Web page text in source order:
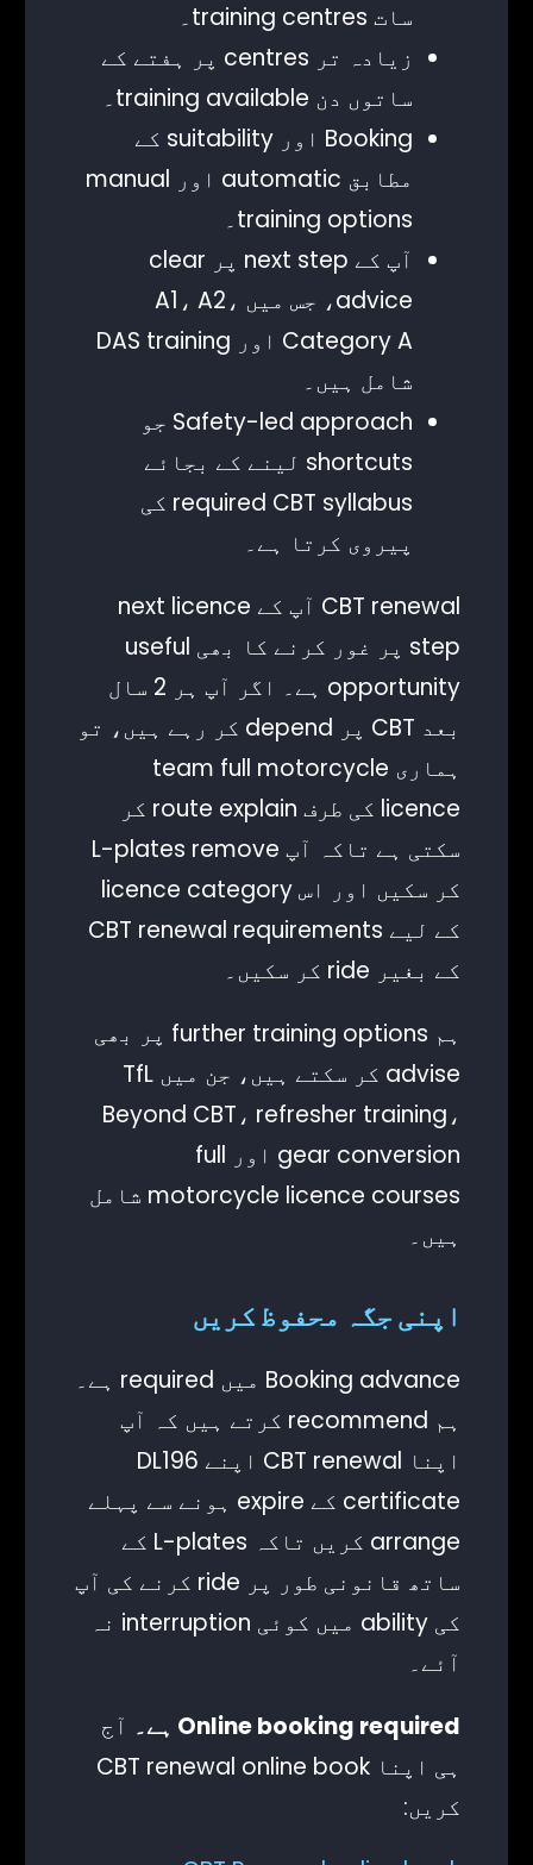
سات training centres۔
زیادہ تر centres پر ہفتے کے
ساتوں دن training available۔
Booking اور suitability کے
مطابق automatic اور manual
training options۔
آپ کے next step پر clear
advice، جس میں A1، A2،
Category A اور DAS training
شامل ہیں۔
Safety-led approach جو
shortcuts لینے کے بجائے
required CBT syllabus کی
پیروی کرتا ہے۔
CBT renewal آپ کے next licence
step پر غور کرنے کا بھی useful
opportunity ہے۔ اگر آپ ہر 2 سال
بعد CBT پر depend کر رہے ہیں، تو
ہماری team full motorcycle
licence کی طرف route explain کر
سکتی ہے تاکہ آپ L-plates remove
کر سکیں اور اس licence category
کے لیے CBT renewal requirements
کے بغیر ride کر سکیں۔
ہم further training options پر بھی
advise کر سکتے ہیں، جن میں TfL
Beyond CBT، refresher training،
gear conversion اور full
motorcycle licence courses شامل
ہیں۔
اپنی جگہ محفوظ کریں
Booking advance میں required ہے۔
ہم recommend کرتے ہیں کہ آپ
اپنا CBT renewal اپنے DL196
certificate کے expire ہونے سے پہلے
arrange کریں تاکہ L-plates کے
ساتھ قانونی طور پر ride کرنے کی آپ
کی ability میں کوئی interruption نہ
آئے۔
Online booking required ہے۔
آج
ہی اپنا CBT renewal online book
کریں: